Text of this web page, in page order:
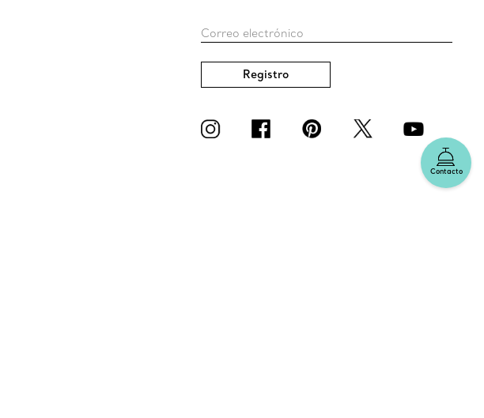
Contacto
Correo electrónico
Registro